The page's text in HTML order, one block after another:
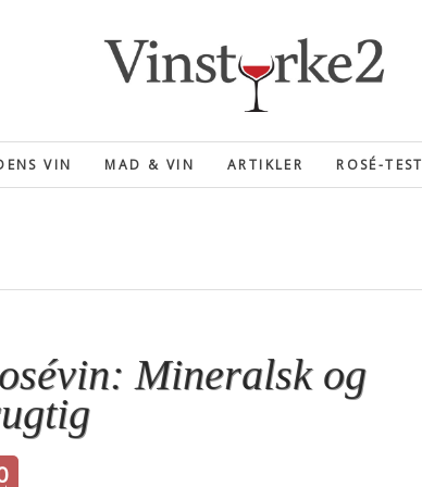
VIN MAD & VIN ARTIKLER ROSÉ-TEST
Mineralsk og